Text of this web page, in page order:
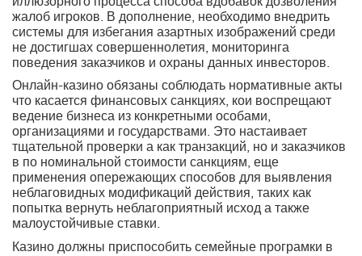
иллюзорного процесса способа вдобавок дозволения
жалоб игроков. В дополнение, необходимо внедрить
системы для избегания азартных изображений среди
не достигшах совершеннолетия, мониторинга
поведения заказчиков и охраны данных инвесторов.
Онлайн-казино обязаны соблюдать нормативные акты
что касается финансовых санкциях, кои воспрещают
ведение бизнеса из конкретными особами,
организациями и государствами. Это настаивает
тщательной проверки а как транзакций, но и заказчиков
в по номинальной стоимости санкциям, еще
применения опережающих способов для выявления
неблаговидных модификаций действия, таких как
попытка вернуть неблагоприятный исход а также
малоустойчивые ставки.
Казино должны приспособить семейные програмки в